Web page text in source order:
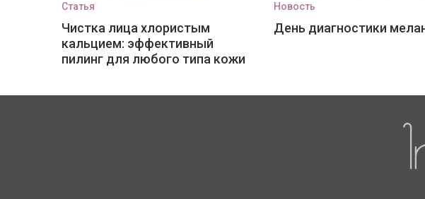
Статья
Чистка лица хлористым
кальцием: эффективный
пилинг для любого типа кожи
Новость
День диагностики